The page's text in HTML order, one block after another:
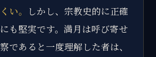
い。
しかし、宗教史的に正確
も堅実です。満月は呼び寄せ
であると一度理解した者は、